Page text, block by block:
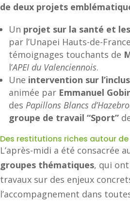
de deux projets
Un projet sur la santé et
par l’Unapei Hauts-de-
témoignages touchants de
l’APEI du Valenciennois.
Une intervention sur
animée par Emmanuel
des Papillons Blancs
groupe de travail “Sport”
Des restitutions riches autour
L’après-midi a été consacrée
groupes thématiques, qui
travaux sur des enjeux
l’accompagnement dans